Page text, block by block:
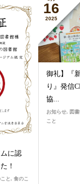
に認
！
と, 食のこ
16
2025
御礼】『
り』発信
協...
お知らせ, 図
こと